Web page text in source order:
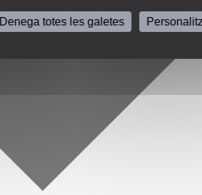
Denega totes les galetes